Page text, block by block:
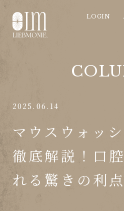
2025.06.14
マウスウォッ
徹底解説！口
れる驚きの利点